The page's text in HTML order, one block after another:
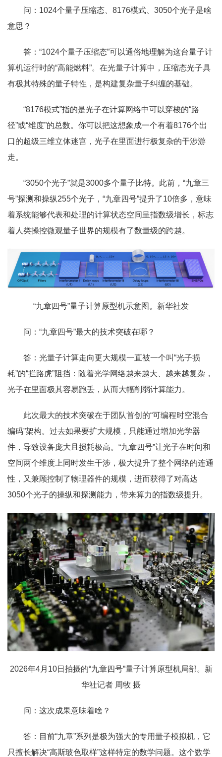
问：1024个量子压缩态、8176模式、3050个光子是啥
意思？
答：“1024个量子压缩态”可以通俗地理解为这台量子计
算机运行时的“高能燃料”。在光量子计算中，压缩态光子具
有极其特殊的量子特性，是构建复杂量子纠缠的基础。
“8176模式”指的是光子在计算网络中可以穿梭的“路
径”或“维度”的总数。你可以把这想象成一个有着8176个出
口的超级三维立体迷宫，光子在里面进行极复杂的干涉游
走。
“3050个光子”就是3000多个量子比特。此前，“九章三
号”探测和操纵255个光子，“九章四号”提升了10倍多，意味
着系统能够代表和处理的计算状态空间呈指数级增长，标志
着人类操控微观量子世界的规模有了数量级的跨越。
“九章四号”量子计算原型机示意图。新华社发
问：“九章四号”最大的技术突破在哪？
答：光量子计算走向更大规模一直被一个叫“光子损
耗”的“拦路虎”阻挡：随着光学网络越来越大、越来越复杂，
光子在里面极其容易跑丢，从而大幅削弱计算能力。
此次最大的技术突破在于团队首创的“可编程时空混合
编码”架构。过去如果要扩大规模，只能通过增加光学器
件，导致设备庞大且损耗极高。“九章四号”让光子在时间和
空间两个维度上同时发生干涉，极大提升了整个网络的连通
性，又兼顾控制了物理器件的规模，进而获得了对高达
3050个光子的操纵和探测能力，带来算力的指数级提升。
2026年4月10日拍摄的“九章四号”量子计算原型机局部。新
华社记者 周牧 摄
问：这次成果意味着啥？
答：目前“九章”系列是极为强大的专用量子模拟机，它
只擅长解决“高斯玻色取样”这样特定的数学问题。这个数学